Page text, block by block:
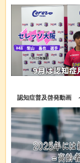
認知症普及啓発動画